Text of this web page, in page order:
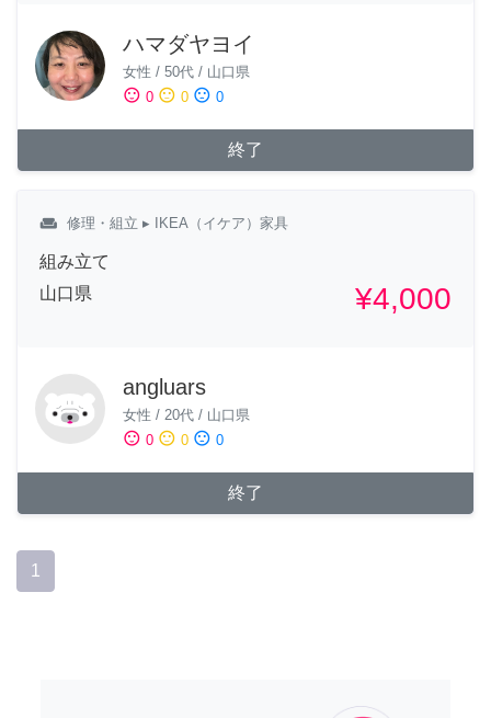
ハマダヤヨイ
女性 / 50代 / 山口県
sentiment_satisfied 0 sentiment_neutral 0 sentiment_dissatisfied 0
終了
weekend 修理・組立 ▸ IKEA（イケア）家具
組み立て
山口県
¥4,000
angluars
女性 / 20代 / 山口県
sentiment_satisfied 0 sentiment_neutral 0 sentiment_dissatisfied 0
終了
1